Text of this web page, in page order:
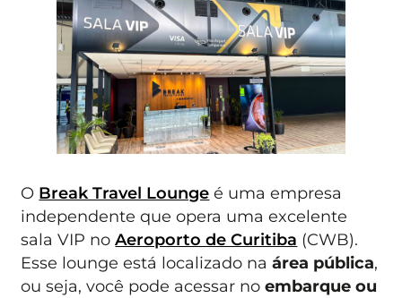
O Break Travel Lounge é uma empresa
independente que opera uma excelente
sala VIP noAeroporto de Curitiba (CWB).
Esse lounge está localizado naárea pública,
ou seja, você pode acessar noembarque ou